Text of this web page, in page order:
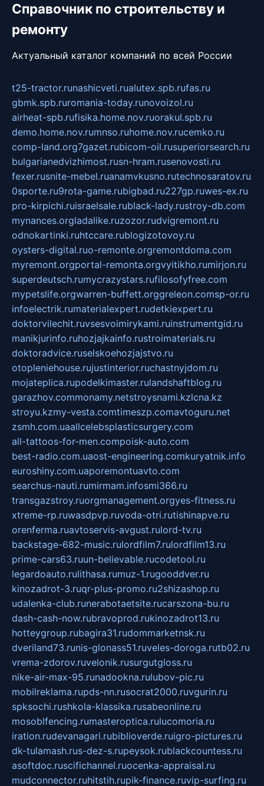
Справочник по строительству и
ремонту
Актуальный каталог компаний по всей России
t25-tractor.runashicveti.rualutex.spb.rufas.ru
gbmk.spb.ruromania-today.runovoizol.ru
airheat-spb.rufisika.home.nov.ruorakul.spb.ru
demo.home.nov.rumnso.ruhome.nov.rucemko.ru
comp-land.org7gazet.rubicom-oil.rusuperiorsearch.ru
bulgarianedvizhimost.rusn-hram.rusenovosti.ru
fexer.rusnite-mebel.ruanamvkusno.rutechnosaratov.ru
0sporte.ru9rota-game.rubigbad.ru227gp.ruwes-ex.ru
pro-kirpichi.ruisraelsale.rublack-lady.rustroy-db.com
mynances.orgladalike.ruzozor.rudvigremont.ru
odnokartinki.ruhtccare.rublogizotovoy.ru
oysters-digital.ruo-remonte.orgremontdoma.com
myremont.orgportal-remonta.orgvyitikho.rumirjon.ru
superdeutsch.rumycrazystars.rufilosofyfree.com
mypetslife.orgwarren-buffett.orggreleon.comsp-or.ru
infoelectrik.rumaterialexpert.rudetkiexpert.ru
doktorvilechit.ruvsesvoimirykami.ruinstrumentgid.ru
manikjurinfo.ruhozjajkainfo.rustroimaterials.ru
doktoradvice.ruselskoehozjajstvo.ru
otopleniehouse.rujustinterior.ruchastnyjdom.ru
mojateplica.rupodelkimaster.rulandshaftblog.ru
garazhov.commonamy.netstroysnami.kzlcna.kz
stroyu.kzmy-vesta.comtimeszp.comavtoguru.net
zsmh.com.uaallcelebsplasticsurgery.com
all-tattoos-for-men.compoisk-auto.com
best-radio.com.uaost-engineering.comkuryatnik.info
euroshiny.com.uaporemontuavto.com
searchus-nauti.rumirmam.infosmi366.ru
transgazstroy.ruorgmanagement.orgyes-fitness.ru
xtreme-rp.ruwasdpvp.ruvoda-otri.rutishinapve.ru
orenferma.ruavtoservis-avgust.rulord-tv.ru
backstage-682-music.rulordfilm7.rulordfilm13.ru
prime-cars63.ruun-believable.rucodetool.ru
legardoauto.rulithasa.rumuz-1.rugooddver.ru
kinozadrot-3.ruqr-plus-promo.ru2shizashop.ru
udalenka-club.runerabotaetsite.rucarszona-bu.ru
dash-cash-now.rubravoprod.rukinozadrot13.ru
hotteygroup.rubagira31.rudommarketnsk.ru
dveriland73.runis-glonass51.ruveles-doroga.rutb02.ru
vrema-zdorov.ruvelonik.rusurgutgloss.ru
nike-air-max-95.runadookna.rulubov-pic.ru
mobilreklama.rupds-nn.rusocrat2000.ruvgurin.ru
spksochi.rushkola-klassika.rusabeonline.ru
mosoblfencing.rumasteroptica.rulucomoria.ru
iration.rudevanagari.rubiblioverde.ruigro-pictures.ru
dk-tulamash.rus-dez-s.rupeysok.rublackcountess.ru
asoftdoc.ruscifichannel.ruocenka-appraisal.ru
mudconnector.ruhitstih.rupik-finance.ruvip-surfing.ru